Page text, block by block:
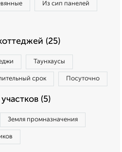
Из сип панелей
(25)
Таунхаусы
срок Посуточно
(5)
Земля промназначения